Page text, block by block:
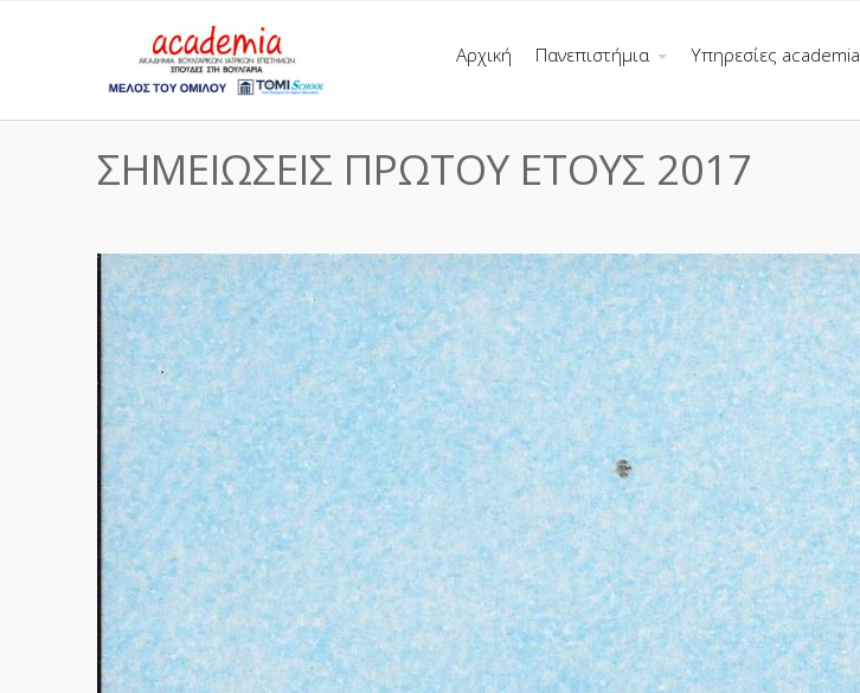
Αρχική Πανεπιστήμια Υπηρεσίες academia
ΣΗΜΕΙΩΣΕΙΣ ΠΡΩΤΟΥ ΕΤΟΥΣ 2017